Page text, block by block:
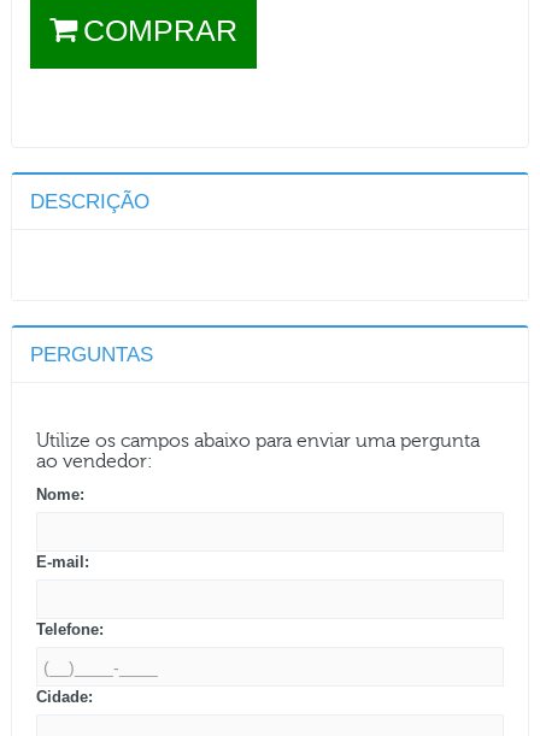
COMPRAR
DESCRIÇÃO
PERGUNTAS
Utilize os campos abaixo para enviar uma pergunta
ao vendedor:
Nome:
E-mail:
Telefone:
Cidade: